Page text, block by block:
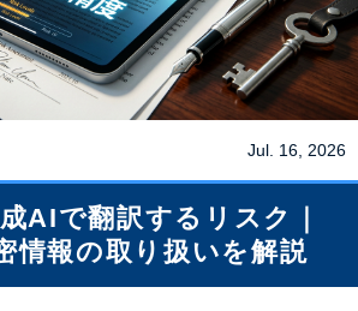
Jul. 16, 2026
AIで翻訳するリスク｜
情報の取り扱いを解説